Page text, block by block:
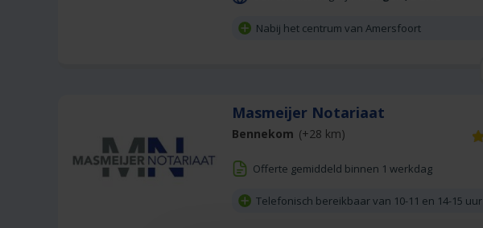
Nabij het centrum van Amersfoort
Masmeijer Notariaat
Bennekom (+28 km)
Offerte gemiddeld binnen 1 werkdag
Telefonisch bereikbaar van 10-11 en 14-15 uur